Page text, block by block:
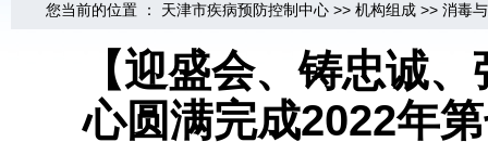
您当前的位置 ： 天津市疾病预防控制中心 >> 机构组成 >> 消毒
【迎盛会、铸忠诚
心圆满完成2022年